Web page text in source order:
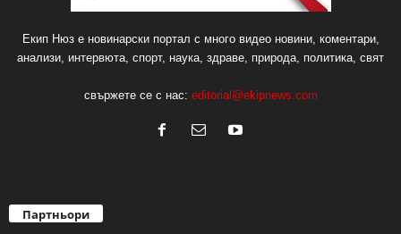
Екип Нюз е новинарски портал с много видео новини, коментари,
анализи, интервюта, спорт, наука, здраве, природа, политика, свят
свържете се с нас: editorial@ekipnews.com
Партньори